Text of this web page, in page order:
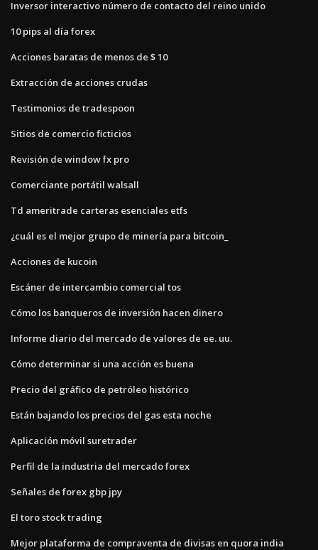
Inversor interactivo número de contacto del reino unido
10 pips al día forex
Acciones baratas de menos de $ 10
Extracción de acciones crudas
Testimonios de tradespoon
Sitios de comercio ficticios
Revisión de window fx pro
Comerciante portátil walsall
Td ameritrade carteras esenciales etfs
¿cuál es el mejor grupo de minería para bitcoin_
Acciones de kucoin
Escáner de intercambio comercial tos
Cómo los banqueros de inversión hacen dinero
Informe diario del mercado de valores de ee. uu.
Cómo determinar si una acción es buena
Precio del gráfico de petróleo histórico
Están bajando los precios del gas esta noche
Aplicación móvil suretrader
Perfil de la industria del mercado forex
Señales de forex gbp jpy
El toro stock trading
Mejor plataforma de compraventa de divisas en quora india